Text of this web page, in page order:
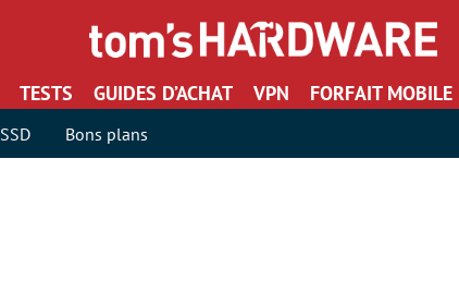
TESTS GUIDES D’ACHAT VPN FORFAIT MOBILE
SSD Bons plans